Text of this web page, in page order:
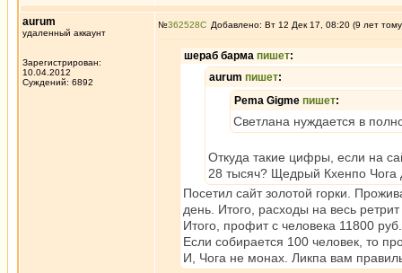
aurum
удаленный аккаунт
Зарегистрирован:
10.04.2012
Суждений: 6892
№362528 Добавлено: Вт 12 Дек 17, 08:20 (9 лет
шераб барма пишет:
aurum пишет:
Pema Gigme пишет:
Светлана нуждается в
Откуда такие цифры, если на
28 тысяч? Щедрый Кхенпо Чога
Посетил сайт золотой горки.
день. Итого, расходы на весь
Итого, профит с человека 11800 руб.
Если собирается 100 человек, то
И, Чога не монах. Ликпа вам